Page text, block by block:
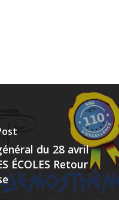
du 28 avril
ÉCOLES Retour